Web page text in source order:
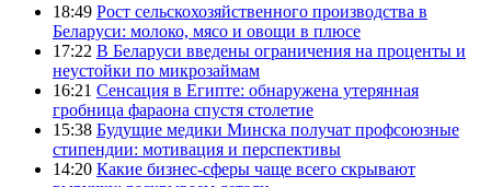
18:49 Рост сельскохозяйственного производства в
Беларуси: молоко, мясо и овощи в плюсе
17:22 В Беларуси введены ограничения на проценты и
неустойки по микрозаймам
16:21 Сенсация в Египте: обнаружена утерянная
гробница фараона спустя столетие
15:38 Будущие медики Минска получат профсоюзные
стипендии: мотивация и перспективы
14:20 Какие бизнес-сферы чаще всего скрывают